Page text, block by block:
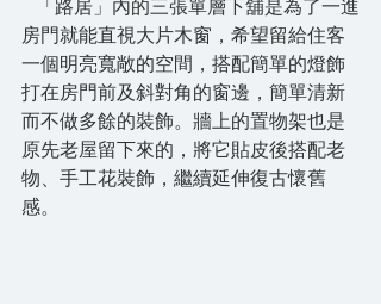
房門就能直視大片木窗，希望留給住客
一個明亮寬敞的空間，搭配簡單的燈飾
打在房門前及斜對角的窗邊，簡單清新
而不做多餘的裝飾。牆上的置物架也是
原先老屋留下來的，將它貼皮後搭配老
物、手工花裝飾，繼續延伸復古懷舊
感。